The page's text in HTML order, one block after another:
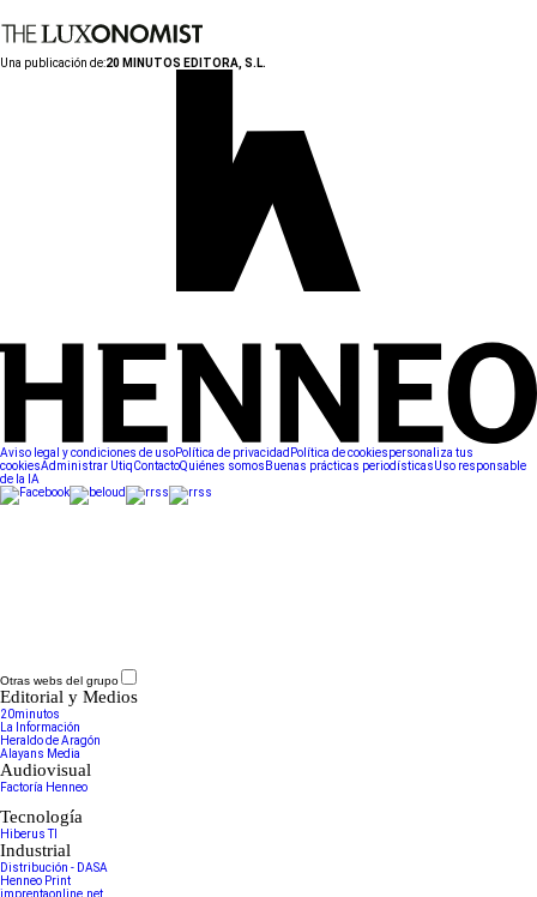
Una publicación de:20 MINUTOS EDITORA, S.L.
Aviso legal y condiciones de usoPolítica de privacidad Política de cookiespersonaliza tus
cookiesAdministrar UtiqContactoQuiénes somos Buenas prácticas periodísticasUso responsable
de la IA
Otras webs del grupo
Editorial y Medios
20minutos
La Información
Heraldo de Aragón
Alayans Media
Audiovisual
Factoría Henneo
Tecnología
Hiberus TI
Industrial
Distribución - DASA
Henneo Print
imprentaonline.net